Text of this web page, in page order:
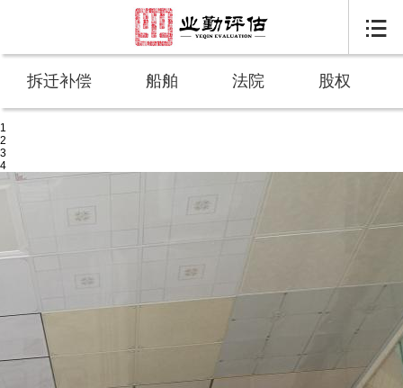

拆迁补偿 船舶 法院 股权
1
2
3
4